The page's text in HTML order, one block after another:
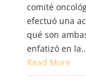
comité
efectuó una
qué son
enfatizó en
Read More